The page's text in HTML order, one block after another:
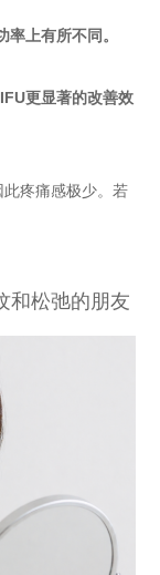
上有所不同。
更显著的改善效
疼痛感极少。若
和松弛的朋友